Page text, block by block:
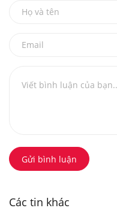
Gửi bình luận
Các tin khác